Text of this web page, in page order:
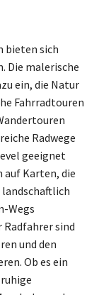
bieten sich
Die malerische
ein, die Natur
Fahrradtouren
Radwege
geeignet
auf Karten, die
Wegs
sind
und den
Ob es ein